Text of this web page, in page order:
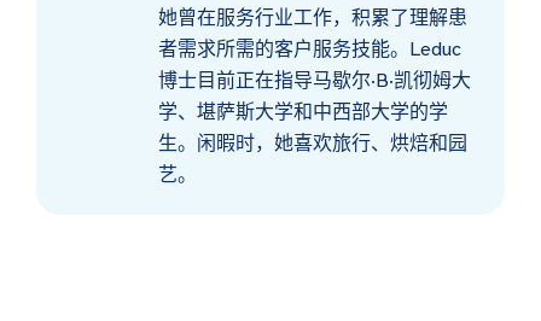
她曾在服务行业工作，积累了理解患
者需求所需的客户服务技能。Leduc
博士目前正在指导马歇尔·B·凯彻姆大
学、堪萨斯大学和中西部大学的学
生。闲暇时，她喜欢旅行、烘焙和园
艺。